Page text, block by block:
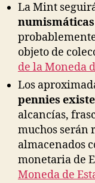
La Mint
objeto de
de la Moneda
Los
pennies
alcancías,
muchos serán
almacenados
monetaria de
Moneda de